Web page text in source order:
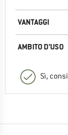
VANTAGGI
AMBITO D’USO
Sì,